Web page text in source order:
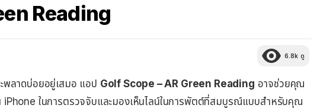
Reading
6.8k ดู
ลาดบ่อยอยู่เสมอ แอป Golf Scope – AR Green Reading อาจช่วยคุณ
น iPhone ในการตรวจจับและมองเห็นไลน์ในการพัตต์ที่สมบูรณ์แบบสำหรับคุณ